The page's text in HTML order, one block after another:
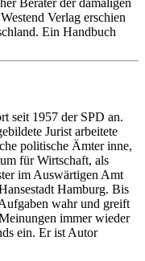
Verlag erschien
Ein Handbuch
seit 1957 der SPD an.
Jurist arbeitete
politische Ämter inne,
für Wirtschaft, als
im Auswärtigen Amt
Hamburg. Bis
wahr und greift
immer wieder
ein. Er ist Autor